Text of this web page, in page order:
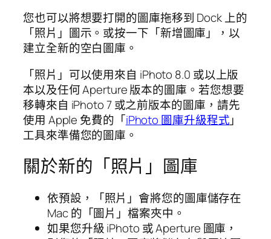
您也可以將想要打開的圖庫拖移到 Dock 上的
「照片」圖示。或按一下「新增圖庫」，以
建立全新的空白圖庫。
「照片」可以使用來自 iPhoto 8.0 或以上版
本以及任何 Aperture 版本的圖庫。若您想要
移轉來自 iPhoto 7 或之前版本的圖庫，請先
使用 Apple 免費的「iPhoto 圖庫升級程式」
工具來準備您的圖庫。
關於新的「照片」圖庫
依預設，「照片」會將您的圖庫儲存在
Mac 的「圖片」檔案夾中。
如果您升級 iPhoto 或 Aperture 圖庫，